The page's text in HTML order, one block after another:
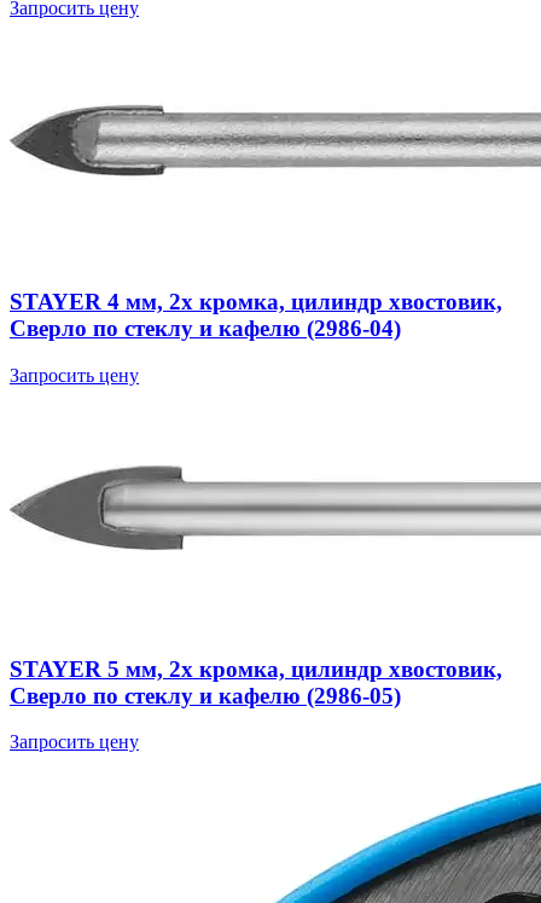
Запросить цену
STAYER 4 мм, 2х кромка, цилиндр хвостовик,
Сверло по стеклу и кафелю (2986-04)
Запросить цену
STAYER 5 мм, 2х кромка, цилиндр хвостовик,
Сверло по стеклу и кафелю (2986-05)
Запросить цену